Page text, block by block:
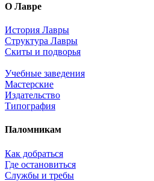
О Лавре
История Лавры
Структура Лавры
Скиты и подворья
Учебные заведения
Мастерские
Издательство
Типография
Паломникам
Как добраться
Где остановиться
Службы и требы